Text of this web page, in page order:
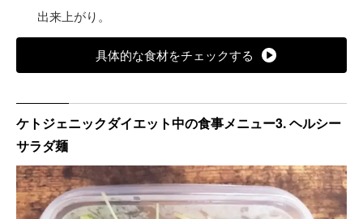
出来上がり。
具体的な食材をチェックする
ケトジェニックダイエット中の食事メニュー3. ヘルシー
サラダ麺